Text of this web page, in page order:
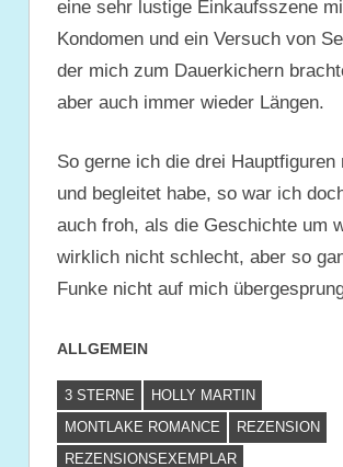
eine sehr lustige Einkaufsszene
Kondomen und ein Versuch von
der mich zum Dauerkichern
aber auch immer wieder Längen.
So gerne ich die drei Hauptfiguren
und begleitet habe, so war ich
auch froh, als die Geschichte um
wirklich nicht schlecht, aber so
Funke nicht auf mich
ALLGEMEIN
3 STERNE
HOLLY MARTIN
MONTLAKE ROMANCE
REZENSION
REZENSIONSEXEMPLAR